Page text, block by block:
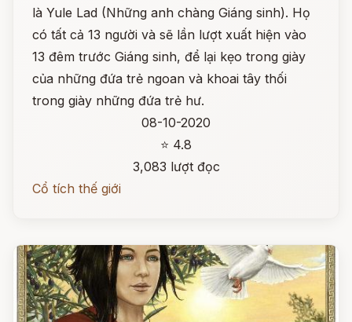
là Yule Lad (Những anh chàng Giáng sinh). Họ
có tất cả 13 người và sẽ lần lượt xuất hiện vào
13 đêm trước Giáng sinh, để lại kẹo trong giày
của những đứa trẻ ngoan và khoai tây thối
trong giày những đứa trẻ hư.
08-10-2020
⭐ 4.8
3,083 lượt đọc
Cổ tích thế giới